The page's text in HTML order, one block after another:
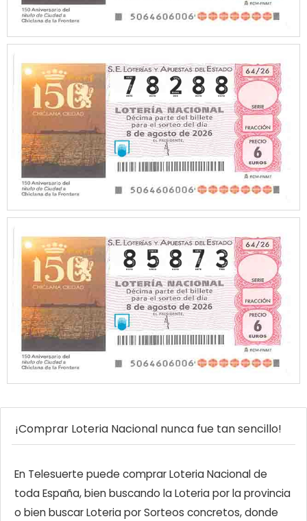
¡Comprar Loteria Nacional nunca fue tan sencillo!
En Telesuerte puede comprar Loteria Nacional de
toda España, bien buscando la Loteria por la provincia
o bien buscar Loteria por Sorteos concretos, donde